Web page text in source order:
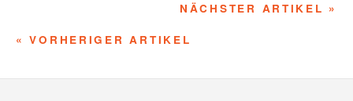
NÄCHSTER ARTIKEL »
« VORHERIGER ARTIKEL